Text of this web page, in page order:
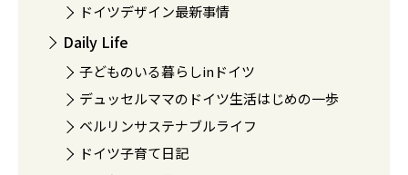
ドイツデザイン最新事情
Daily Life
子どものいる暮らしinドイツ
デュッセルママのドイツ生活はじめの一歩
ベルリンサステナブルライフ
ドイツ子育て日記